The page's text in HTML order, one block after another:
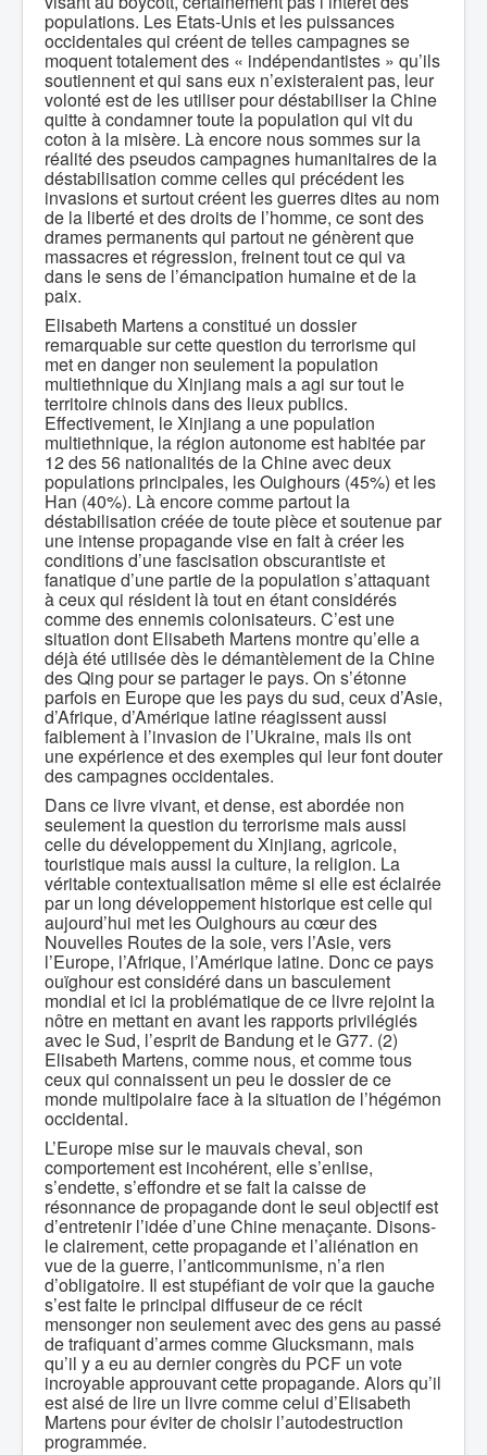
populations. Les Etats-Unis et les puissances
occidentales qui créent de telles campagnes se
moquent totalement des « indépendantistes » qu’ils
soutiennent et qui sans eux n’existeraient pas, leur
volonté est de les utiliser pour déstabiliser la Chine
quitte à condamner toute la population qui vit du
coton à la misère. Là encore nous sommes sur la
réalité des pseudos campagnes humanitaires de la
déstabilisation comme celles qui précédent les
invasions et surtout créent les guerres dites au nom
de la liberté et des droits de l’homme, ce sont des
drames permanents qui partout ne génèrent que
massacres et régression, freinent tout ce qui va
dans le sens de l’émancipation humaine et de la
paix.
Elisabeth Martens a constitué un dossier
remarquable sur cette question du terrorisme qui
met en danger non seulement la population
multiethnique du Xinjiang mais a agi sur tout le
territoire chinois dans des lieux publics.
Effectivement, le Xinjiang a une population
multiethnique, la région autonome est habitée par
12 des 56 nationalités de la Chine avec deux
populations principales, les Ouighours (45%) et les
Han (40%). Là encore comme partout la
déstabilisation créée de toute pièce et soutenue par
une intense propagande vise en fait à créer les
conditions d’une fascisation obscurantiste et
fanatique d’une partie de la population s’attaquant
à ceux qui résident là tout en étant considérés
comme des ennemis colonisateurs. C’est une
situation dont Elisabeth Martens montre qu’elle a
déjà été utilisée dès le démantèlement de la Chine
des Qing pour se partager le pays. On s’étonne
parfois en Europe que les pays du sud, ceux d’Asie,
d’Afrique, d’Amérique latine réagissent aussi
faiblement à l’invasion de l’Ukraine, mais ils ont
une expérience et des exemples qui leur font douter
des campagnes occidentales.
Dans ce livre vivant, et dense, est abordée non
seulement la question du terrorisme mais aussi
celle du développement du Xinjiang, agricole,
touristique mais aussi la culture, la religion. La
véritable contextualisation même si elle est éclairée
par un long développement historique est celle qui
aujourd’hui met les Ouighours au cœur des
Nouvelles Routes de la soie, vers l’Asie, vers
l’Europe, l’Afrique, l’Amérique latine. Donc ce pays
ouïghour est considéré dans un basculement
mondial et ici la problématique de ce livre rejoint la
nôtre en mettant en avant les rapports privilégiés
avec le Sud, l’esprit de Bandung et le G77. (2)
Elisabeth Martens, comme nous, et comme tous
ceux qui connaissent un peu le dossier de ce
monde multipolaire face à la situation de l’hégémon
occidental.
L’Europe mise sur le mauvais cheval, son
comportement est incohérent, elle s’enlise,
s’endette, s’effondre et se fait la caisse de
résonnance de propagande dont le seul objectif est
d’entretenir l’idée d’une Chine menaçante. Disons-
le clairement, cette propagande et l’aliénation en
vue de la guerre, l’anticommunisme, n’a rien
d’obligatoire. Il est stupéfiant de voir que la gauche
s’est faite le principal diffuseur de ce récit
mensonger non seulement avec des gens au passé
de trafiquant d’armes comme Glucksmann, mais
qu’il y a eu au dernier congrès du PCF un vote
incroyable approuvant cette propagande. Alors qu’il
est aisé de lire un livre comme celui d’Elisabeth
Martens pour éviter de choisir l’autodestruction
programmée.